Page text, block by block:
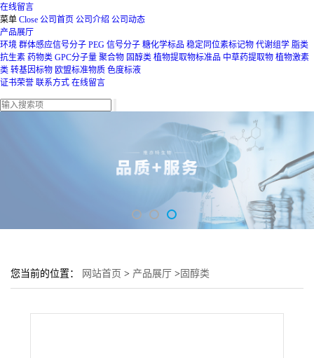
在线留言
菜单 Close 公司首页 公司介绍 公司动态
产品展厅
环境 群体感应信号分子 PEG 信号分子 糖化学标品 稳定同位素标记物 代谢组学 脂类
抗生素 药物类 GPC分子量 聚合物 固醇类 植物提取物标准品 中草药提取物 植物激素
类 转基因标物 欧盟标准物质 色度标液
证书荣誉 联系方式 在线留言
您当前的位置： 网站首页 > 产品展厅 > 固醇类